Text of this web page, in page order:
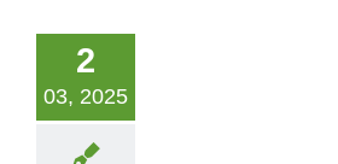
2
03, 2025